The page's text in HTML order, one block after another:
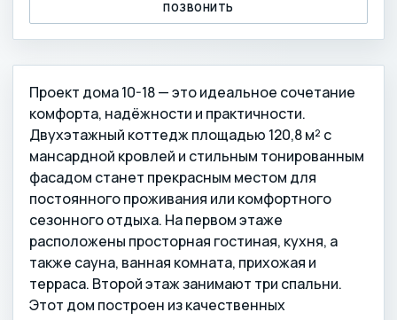
ПОЗВОНИТЬ
Проект дома 10-18 — это идеальное сочетание
комфорта, надёжности и практичности.
Двухэтажный коттедж площадью 120,8 м² с
мансардной кровлей и стильным тонированным
фасадом станет прекрасным местом для
постоянного проживания или комфортного
сезонного отдыха. На первом этаже
расположены просторная гостиная, кухня, а
также сауна, ванная комната, прихожая и
терраса. Второй этаж занимают три спальни.
Этот дом построен из качественных